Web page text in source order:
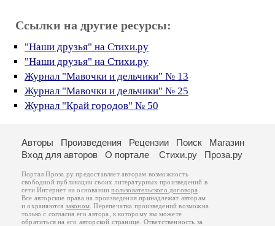
Ссылки на другие ресурсы:
"Наши друзья" на Стихи.ру
"Наши друзья" на Стихи.ру
Журнал "Мавочки и дельчики" № 13
Журнал "Мавочки и дельчики" № 25
Журнал "Край городов" № 50
Авторы Произведения Рецензии Поиск
Магазин
Вход для авторов
О портале Стихи.ру Проза.ру
Портал Проза.ру предоставляет авторам возможность
свободной публикации своих литературных произведений в
сети Интернет на основаниипользовательского договора
Все авторские права на произведения принадлежат авторам
и охраняются законом . Перепечатка произведений возможна
только с согласия его автора, к которому вы можете
обратиться на его авторской странице. Ответственность за